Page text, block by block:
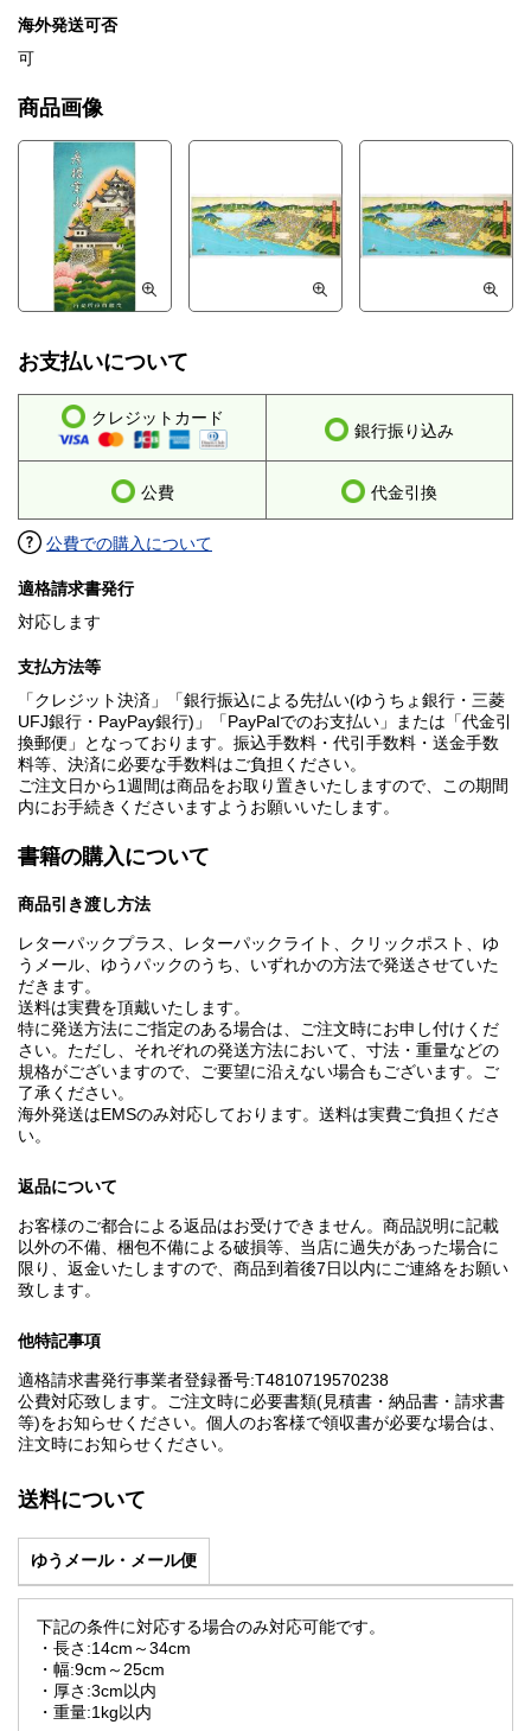
海外発送可否
可
商品画像
お支払いについて
クレジットカード
銀行振り込み
公費 代金引換
公費での購入について
適格請求書発行
対応します
支払方法等
「クレジット決済」「銀行振込による先払い(ゆうちょ銀行・三菱
UFJ銀行・PayPay銀行)」「PayPalでのお支払い」または「代金引
換郵便」となっております。振込手数料・代引手数料・送金手数
料等、決済に必要な手数料はご負担ください。
ご注文日から1週間は商品をお取り置きいたしますので、この期間
内にお手続きくださいますようお願いいたします。
書籍の購入について
商品引き渡し方法
レターパックプラス、レターパックライト、クリックポスト、ゆ
うメール、ゆうパックのうち、いずれかの方法で発送させていた
だきます。
送料は実費を頂戴いたします。
特に発送方法にご指定のある場合は、ご注文時にお申し付けくだ
さい。ただし、それぞれの発送方法において、寸法・重量などの
規格がございますので、ご要望に沿えない場合もございます。ご
了承ください。
海外発送はEMSのみ対応しております。送料は実費ご負担くださ
い。
返品について
お客様のご都合による返品はお受けできません。商品説明に記載
以外の不備、梱包不備による破損等、当店に過失があった場合に
限り、返金いたしますので、商品到着後7日以内にご連絡をお願い
致します。
他特記事項
適格請求書発行事業者登録番号:T4810719570238
公費対応致します。ご注文時に必要書類(見積書・納品書・請求書
等)をお知らせください。個人のお客様で領収書が必要な場合は、
注文時にお知らせください。
送料について
ゆうメール・メール便
下記の条件に対応する場合のみ対応可能です。
・長さ:14cm～34cm
・幅:9cm～25cm
・厚さ:3cm以内
・重量:1kg以内